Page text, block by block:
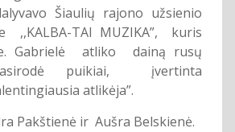
Šiaulių rajono užsienio
,,KALBA-TAI MUZIKA”, kuris
Gabrielė atliko dainą rusų
puikiai, įvertinta
atlikėja”.
Pakštienė ir Aušra Belskienė.